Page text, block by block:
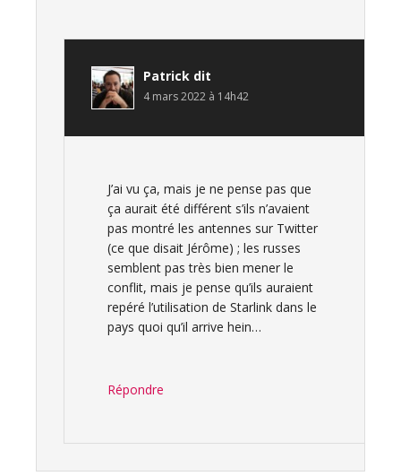
Patrick dit
4 mars 2022 à 14h42
J’ai vu ça, mais je ne pense pas que
ça aurait été différent s’ils n’avaient
pas montré les antennes sur Twitter
(ce que disait Jérôme) ; les russes
semblent pas très bien mener le
conflit, mais je pense qu’ils auraient
repéré l’utilisation de Starlink dans le
pays quoi qu’il arrive hein…
Répondre